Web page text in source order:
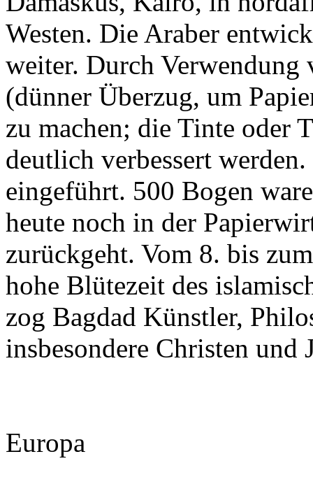
Westen. Die Araber
weiter. Durch
(dünner Überzug, um
zu machen; die Tinte oder
deutlich verbessert
eingeführt. 500 Bogen
heute noch in der
zurückgeht. Vom 8. bis
hohe Blütezeit des
zog Bagdad Künstler,
insbesondere Christen und
Europa